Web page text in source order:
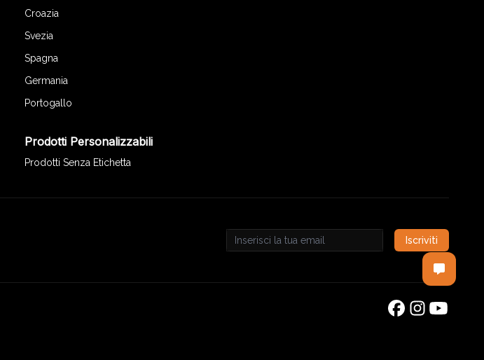
Croazia
Svezia
Spagna
Germania
Portogallo
Prodotti Personalizzabili
Prodotti Senza Etichetta
Email address
Iscriviti